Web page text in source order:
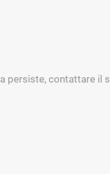
persiste, contattare il